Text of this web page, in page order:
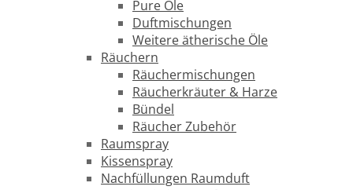
Pure Öle
Duftmischungen
Weitere ätherische Öle
Räuchern
Räuchermischungen
Räucherkräuter & Harze
Bündel
Räucher Zubehör
Raumspray
Kissenspray
Nachfüllungen Raumduft